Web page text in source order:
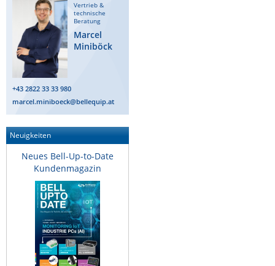
Vertrieb &
technische
Beratung
Marcel
Miniböck
+43 2822 33 33 980
marcel.miniboeck@bellequip.at
Neuigkeiten
Neues Bell-Up-to-Date
Kundenmagazin